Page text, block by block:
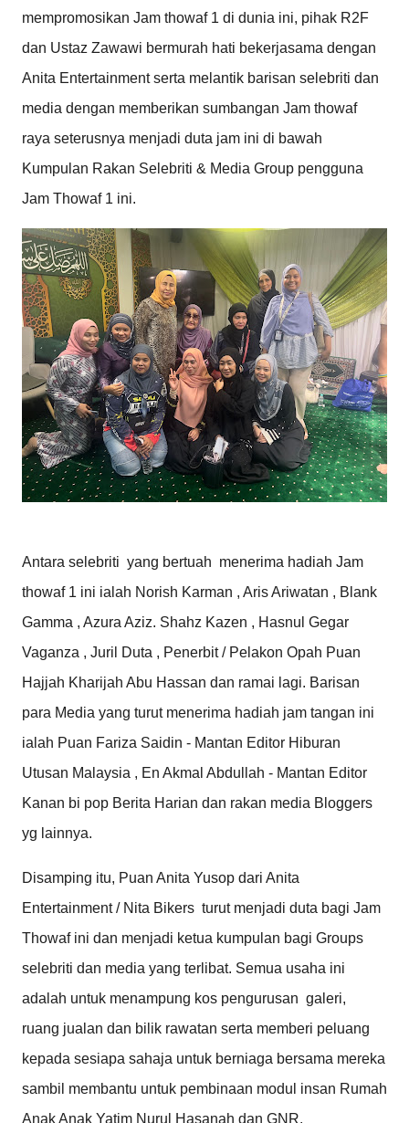
mempromosikan Jam thowaf 1 di dunia ini, pihak R2F
dan Ustaz Zawawi bermurah hati bekerjasama dengan
Anita Entertainment serta melantik barisan selebriti dan
media dengan memberikan sumbangan Jam thowaf
raya seterusnya menjadi duta jam ini di bawah
Kumpulan Rakan Selebriti & Media Group pengguna
Jam Thowaf 1 ini.
Antara selebriti yang bertuah menerima hadiah Jam
thowaf 1 ini ialah Norish Karman , Aris Ariwatan , Blank
Gamma , Azura Aziz. Shahz Kazen , Hasnul Gegar
Vaganza , Juril Duta , Penerbit / Pelakon Opah Puan
Hajjah Kharijah Abu Hassan dan ramai lagi. Barisan
para Media yang turut menerima hadiah jam tangan ini
ialah Puan Fariza Saidin - Mantan Editor Hiburan
Utusan Malaysia , En Akmal Abdullah - Mantan Editor
Kanan bi pop Berita Harian dan rakan media Bloggers
yg lainnya.
Disamping itu, Puan Anita Yusop dari Anita
Entertainment / Nita Bikers turut menjadi duta bagi Jam
Thowaf ini dan menjadi ketua kumpulan bagi Groups
selebriti dan media yang terlibat. Semua usaha ini
adalah untuk menampung kos pengurusan galeri,
ruang jualan dan bilik rawatan serta memberi peluang
kepada sesiapa sahaja untuk berniaga bersama mereka
sambil membantu untuk pembinaan modul insan Rumah
Anak Anak Yatim Nurul Hasanah dan GNR.